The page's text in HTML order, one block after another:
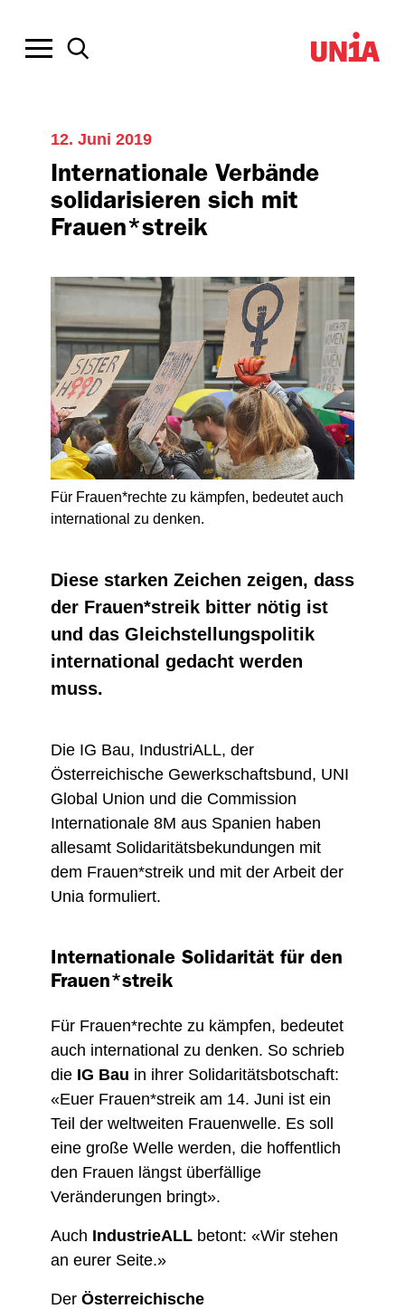
12. Juni 2019
Internationale Verbände
solidarisieren sich mit
Frauen*streik
Für Frauen*rechte zu kämpfen, bedeutet auch
international zu denken.
Diese starken Zeichen zeigen, dass
der Frauen*streik bitter nötig ist
und das Gleichstellungspolitik
international gedacht werden
muss.
Die IG Bau, IndustriALL, der
Österreichische Gewerkschaftsbund, UNI
Global Union und die Commission
Internationale 8M aus Spanien haben
allesamt Solidaritätsbekundungen mit
dem Frauen*streik und mit der Arbeit der
Unia formuliert.
Internationale Solidarität für den
Frauen*streik
Für Frauen*rechte zu kämpfen, bedeutet
auch international zu denken. So schrieb
die IG Bau in ihrer Solidaritätsbotschaft:
«Euer Frauen*streik am 14. Juni ist ein
Teil der weltweiten Frauenwelle. Es soll
eine große Welle werden, die hoffentlich
den Frauen längst überfällige
Veränderungen bringt».
Auch IndustrieALL betont: «Wir stehen
an eurer Seite.»
Der Österreichische